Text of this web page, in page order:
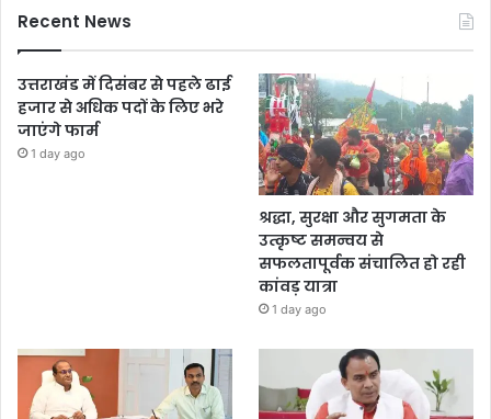
Recent News
उत्तराखंड में दिसंबर से पहले ढाई
हजार से अधिक पदों के लिए भरे
जाएंगे फार्म
1 day ago
श्रद्धा, सुरक्षा और सुगमता के
उत्कृष्ट समन्वय से
सफलतापूर्वक संचालित हो रही
कांवड़ यात्रा
1 day ago